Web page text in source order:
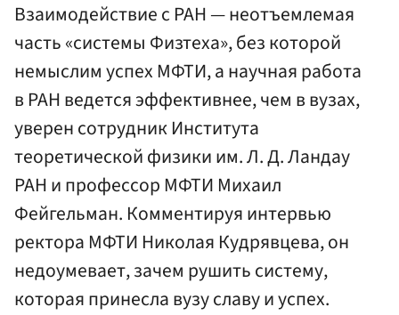
Взаимодействие с РАН — неотъемлемая
часть «системы Физтеха», без которой
немыслим успех МФТИ, а научная работа
в РАН ведется эффективнее, чем в вузах,
уверен сотрудник Института
теоретической физики им. Л. Д. Ландау
РАН и профессор МФТИ Михаил
Фейгельман. Комментируя интервью
ректора МФТИ Николая Кудрявцева, он
недоумевает, зачем рушить систему,
которая принесла вузу славу и успех.